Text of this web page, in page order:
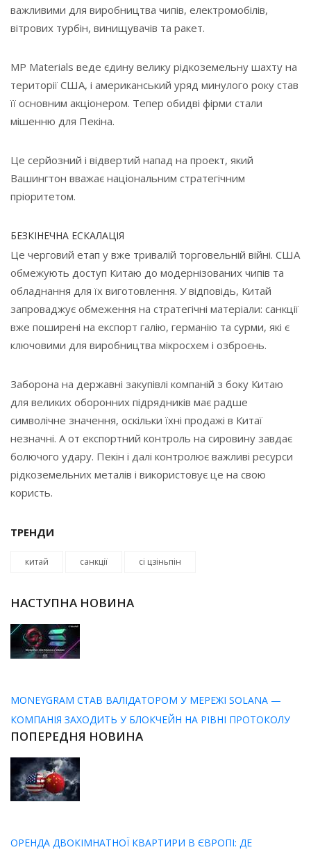
важливими для виробництва чипів, електромобілів,
вітрових турбін, винищувачів та ракет.
MP Materials веде єдину велику рідкоземельну шахту на
території США, і американський уряд минулого року став
її основним акціонером. Тепер обидві фірми стали
мішенню для Пекіна.
Це серйозний і відвертий напад на проект, який
Вашингтон вважає національним стратегічним
пріоритетом.
БЕЗКІНЕЧНА ЕСКАЛАЦІЯ
Це черговий етап у вже тривалій торговельній війні. США
обмежують доступ Китаю до модернізованих чипів та
обладнання для їх виготовлення. У відповідь, Китай
запроваджує обмеження на стратегічні матеріали: санкції
вже поширені на експорт галію, германію та сурми, які є
ключовими для виробництва мікросхем і озброєнь.
Заборона на державні закупівлі компаній з боку Китаю
для великих оборонних підрядників має радше
символічне значення, оскільки їхні продажі в Китаї
незначні. А от експортний контроль на сировину завдає
болючого удару. Пекін і далі контролює важливі ресурси
рідкоземельних металів і використовує це на свою
користь.
ТРЕНДИ
китай санкції сі цзіньпін
НАСТУПНА НОВИНА
MONEYGRAM СТАВ ВАЛІДАТОРОМ У МЕРЕЖІ SOLANA —
КОМПАНІЯ ЗАХОДИТЬ У БЛОКЧЕЙН НА РІВНІ ПРОТОКОЛУ
ПОПЕРЕДНЯ НОВИНА
ОРЕНДА ДВОКІМНАТНОЇ КВАРТИРИ В ЄВРОПІ: ДЕ